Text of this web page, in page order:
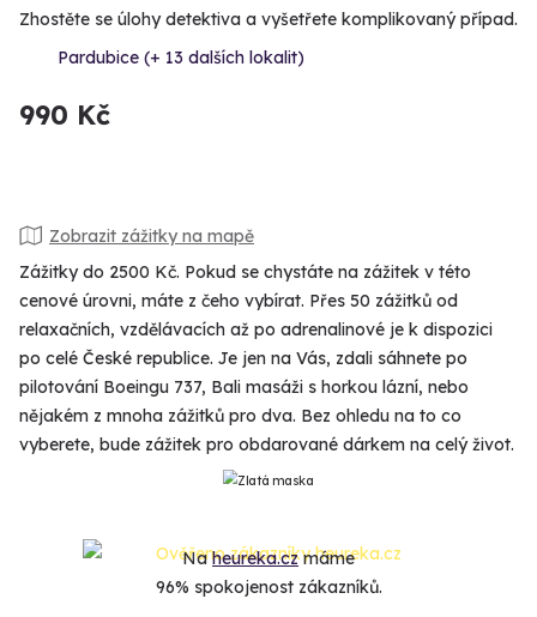
Zhostěte se úlohy detektiva a vyšetřete komplikovaný případ.
Pardubice (+ 13 dalších lokalit)
990 Kč
Zobrazit zážitky na mapě
Zážitky do 2500 Kč. Pokud se chystáte na zážitek v této
cenové úrovni, máte z čeho vybírat. Přes 50 zážitků od
relaxačních, vzdělávacích až po adrenalinové je k dispozici
po celé České republice. Je jen na Vás, zdali sáhnete po
pilotování Boeingu 737, Bali masáži s horkou lázní, nebo
nějakém z mnoha zážitků pro dva. Bez ohledu na to co
vyberete, bude zážitek pro obdarované dárkem na celý život.
Naheureka.czmáme
96% spokojenost zákazníků.